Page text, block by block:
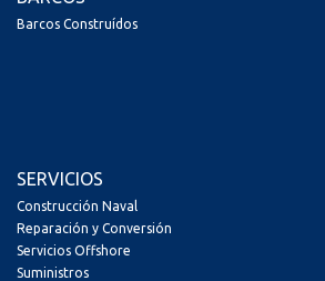
Barcos Construídos
SERVICIOS
Construcción Naval
Reparación y Conversión
Servicios Offshore
Suministros